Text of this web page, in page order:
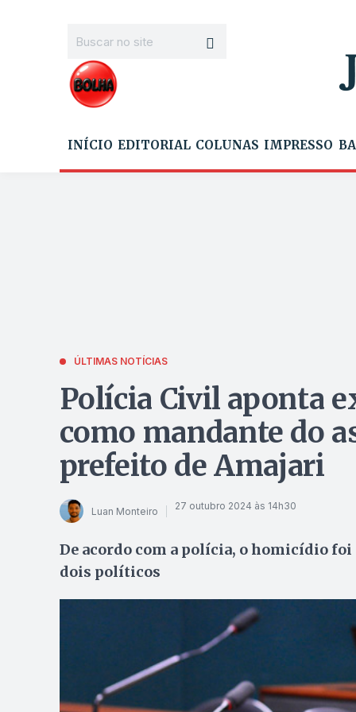
INÍCIO EDITORIAL COLUNAS IMPRESSO
ÚLTIMAS NOTÍCIAS
Polícia Civil aponta
como mandante do
prefeito de Amajari
Luan Monteiro 27 outubro 2024 às 14h30
De acordo com a polícia, o homicídio
dois políticos